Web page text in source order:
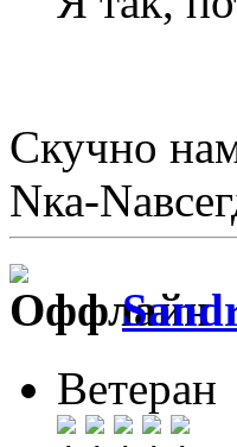
Скучно
Nка-
Ветеран